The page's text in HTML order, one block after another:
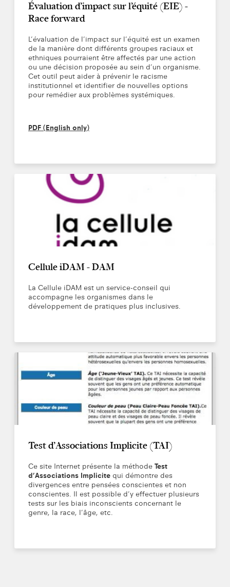
Évaluation d’impact sur l’équité (EIE) -
Race forward
L’évaluation de l’impact sur l’équité est un examen
de la manière dont différents groupes raciaux et
ethniques pourraient être affectés par une action
ou une décision proposée au sein d’un organisme.
Cet outil peut aider à prévenir le racisme
institutionnel et identifier de nouvelles options
pour remédier aux problèmes systémiques.
PDF (English only)
Cellule iDAM - DAM
La Cellule iDAM est un service-conseil qui
accompagne les organismes dans le
développement de pratiques plus inclusives.
Test d’Associations Implicite (TAI)
Ce site Internet présente la méthode Test
d’Associations Implicite qui démontre des
divergences entre pensées conscientes et non
conscientes. Il est possible d’y effectuer plusieurs
tests sur les biais inconscients concernant le
genre, la race, l’âge, etc.